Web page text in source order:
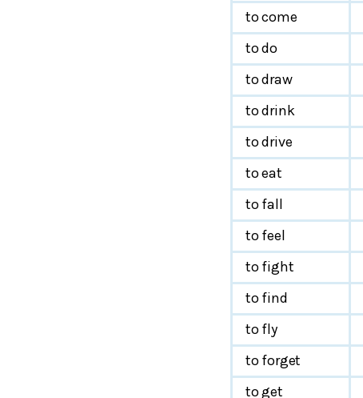
to come
to do
to draw
to drink
to drive
to eat
to fall
to feel
to fight
to find
to fly
to forget
to get